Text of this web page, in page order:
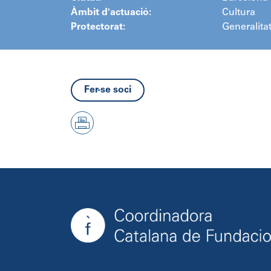
Àmbit d'actuació:
Cultura
Protectorat:
Fer-se soci